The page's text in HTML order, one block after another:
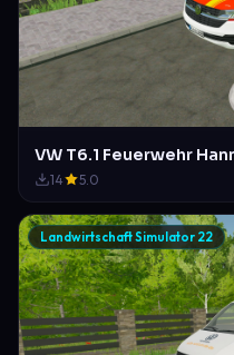
VW T6.1 Feuerwehr
14 5.0
Landwirtschaft Simulator 22